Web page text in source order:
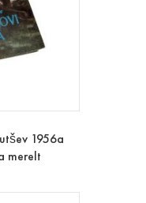
1956a
merelt